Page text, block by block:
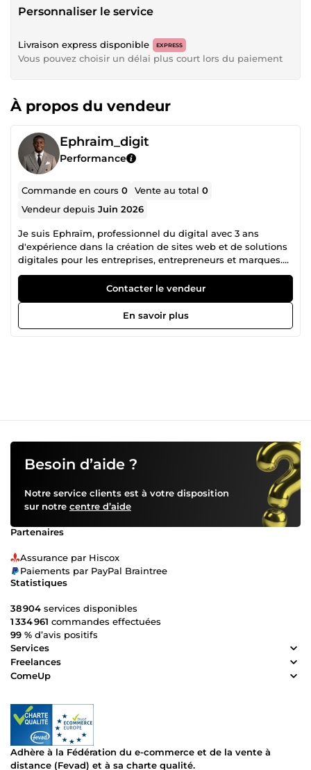
Personnaliser le service
Livraison express disponible EXPRESS
Vous pouvez choisir un délai plus court lors du paiement
À propos du vendeur
Ephraim_digit
Performance
Commande en cours0 Vente au total0
Vendeur depuisJuin 2026
Je suis Ephraïm, professionnel du digital avec 3 ans
d'expérience dans la création de sites web et de solutions
digitales pour les entreprises, entrepreneurs et marques.
Grâce à ma formation spécialisée dans le digital et à mon
expérience terrain, je conçois des projets web modernes,
performants et pensés pour générer des résultats concrets.
✔️ Création de sites web professionnels ✔️ Landing pages
optimisées pour la conversion ✔️ Intégration et
Contacter le vendeur
En savoir plus
Besoin d’aide ?
Notre service clients est à votre disposition
sur notre centre d’aide
Partenaires
Assurance par Hiscox
Paiements par PayPal Braintree
Statistiques
38 904 services disponibles
1 334 961 commandes effectuées
99 % d’avis positifs
Services
Freelances
ComeUp
Adhère à la Fédération du e-commerce et de la vente à
distance (Fevad) et à sa charte qualité.